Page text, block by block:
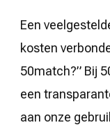
Een
kosten
50match?” Bij
een
aan onze